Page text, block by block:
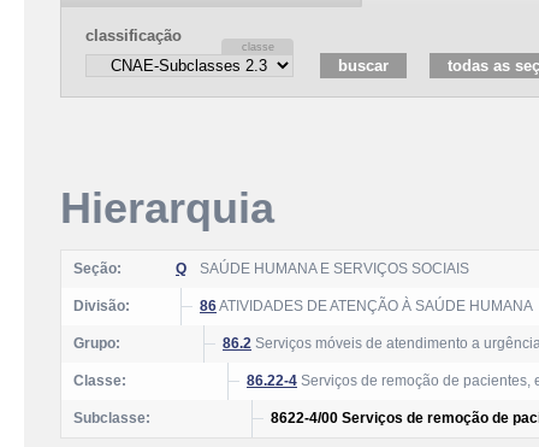
classificação
Hierarquia
Seção: Q SAÚDE HUMANA E SERVIÇOS SOCIAIS
Divisão: 86ATIVIDADES DE ATENÇÃO À SAÚDE HUMANA
Grupo: 86.2 Serviços móveis de atendimento a
Classe: 86.22-4 Serviços de remoção de pacientes,
Subclasse: 8622-4/00 Serviços de remoção de